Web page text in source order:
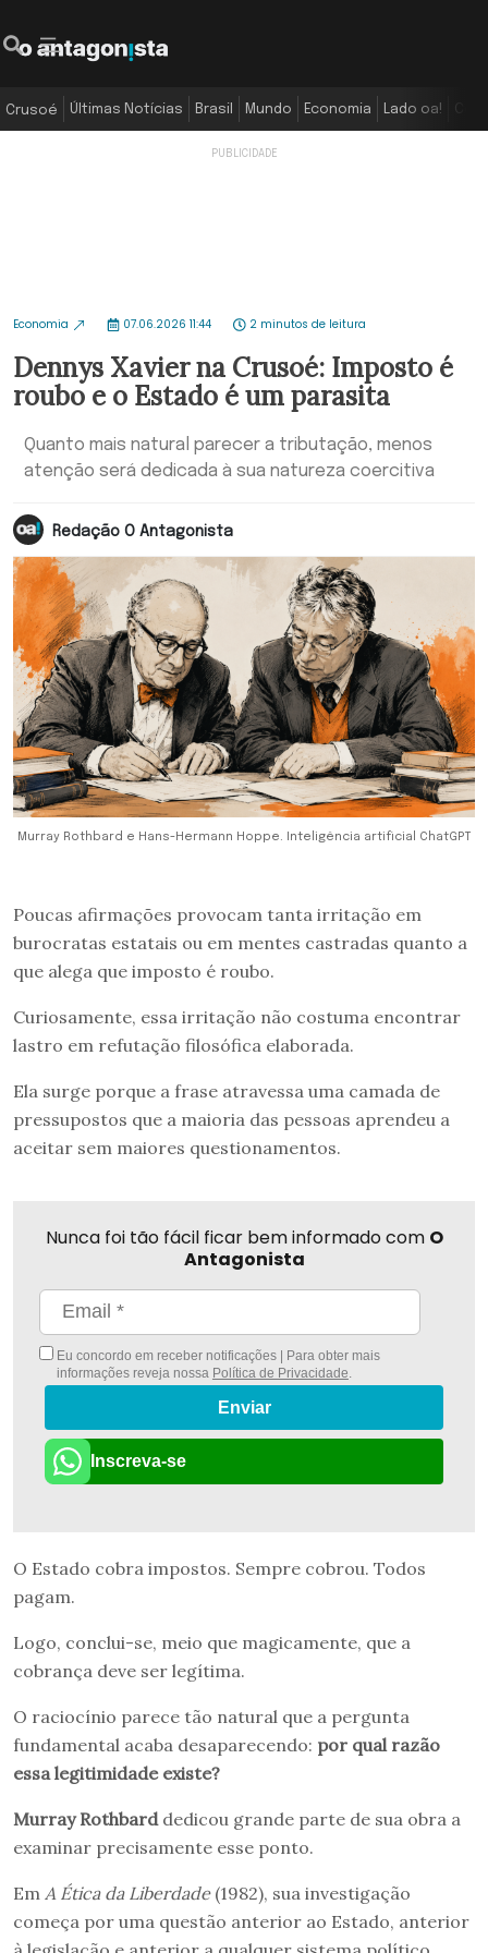
Crusoé Últimas Notícias Brasil Mundo Economia Lado oa!
Economia 07.06.2026 11:44 2 minutos de leitura
Dennys Xavier na Crusoé: Imposto é
roubo e o Estado é um parasita
Quanto mais natural parecer a tributação, menos
atenção será dedicada à sua natureza coercitiva
Redação O Antagonista
Murray Rothbard e Hans-Hermann Hoppe. Inteligência artificial ChatGPT
Poucas afirmações provocam tanta irritação em
burocratas estatais ou em mentes castradas quanto a
que alega que imposto é roubo.
Curiosamente, essa irritação não costuma encontrar
lastro em refutação filosófica elaborada.
Ela surge porque a frase atravessa uma camada de
pressupostos que a maioria das pessoas aprendeu a
aceitar sem maiores questionamentos.
Nunca foi tão fácil ficar bem informado com O
Antagonista
Eu concordo em receber notificações | Para obter mais
informações reveja nossa Política de Privacidade
Enviar
Inscreva-se
O Estado cobra impostos. Sempre cobrou. Todos
pagam.
Logo, conclui-se, meio que magicamente, que a
cobrança deve ser legítima.
O raciocínio parece tão natural que a pergunta
fundamental acaba desaparecendo: por qual razão
essa legitimidade existe?
Murray Rothbard dedicou grande parte de sua obra a
examinar precisamente esse ponto.
Em A Ética da Liberdade (1982), sua investigação
começa por uma questão anterior ao Estado, anterior